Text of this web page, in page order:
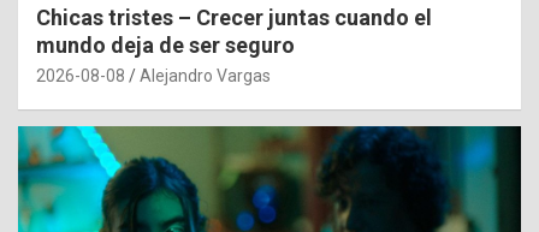
Chicas tristes – Crecer juntas cuando el
mundo deja de ser seguro
2026-08-08 Alejandro Vargas